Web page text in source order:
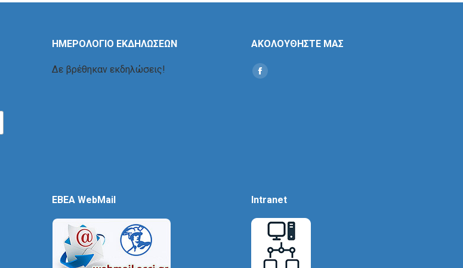
ΗΜΕΡΟΛΟΓΙΟ ΕΚΔΗΛΩΣΕΩΝ
Δε βρέθηκαν εκδηλώσεις!
ΑΚΟΛΟΥΘΗΣΤΕ ΜΑΣ
Find us on:
Social
EBEA WebMail Intranet